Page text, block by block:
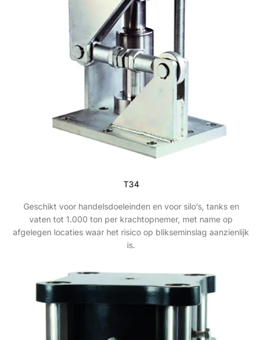
T34
Geschikt voor handelsdoeleinden en voor silo’s, tanks en
vaten tot 1.000 ton per krachtopnemer, met name op
afgelegen locaties waar het risico op blikseminslag aanzienlijk
is.